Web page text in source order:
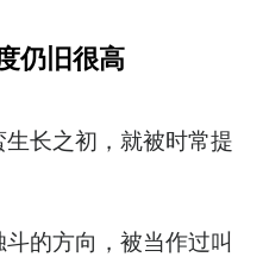
仍旧很高
长之初，就被时常提
的方向，被当作过叫